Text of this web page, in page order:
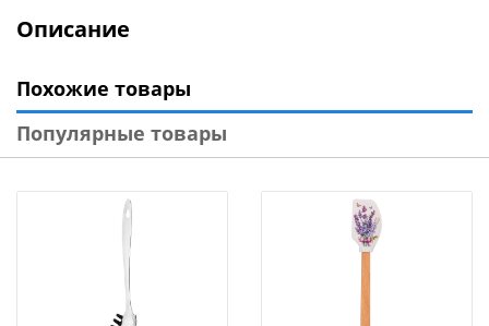
Описание
Похожие товары
Популярные товары